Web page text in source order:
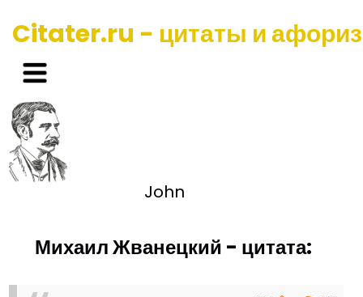
Citater.ru - цитаты и
John
Михаил Жванецкий - цитата: